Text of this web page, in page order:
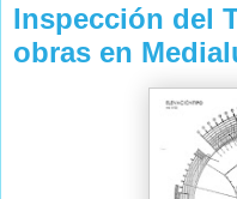
Inspección del
obras en